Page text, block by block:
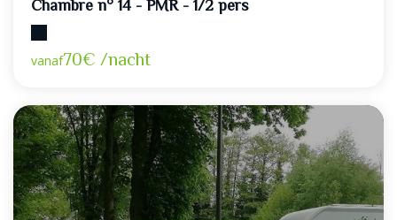
Chambre n° 14 - PMR - 1/2 pers
vanaf70€ /nacht